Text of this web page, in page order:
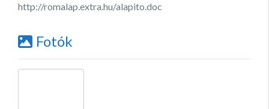
http://romalap.extra.hu/alapito.doc
Fotók